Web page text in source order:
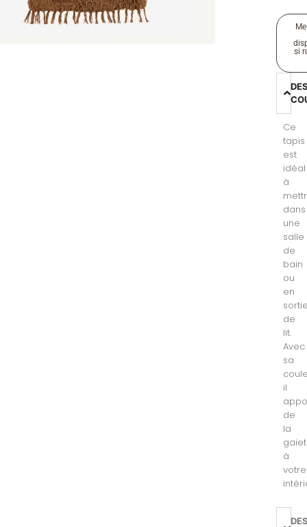
si
Ce
tapis
est
idéal
à
dans
une
salle
de
bain
ou
en
de
lit.
Avec
sa
il
de
la
à
votre